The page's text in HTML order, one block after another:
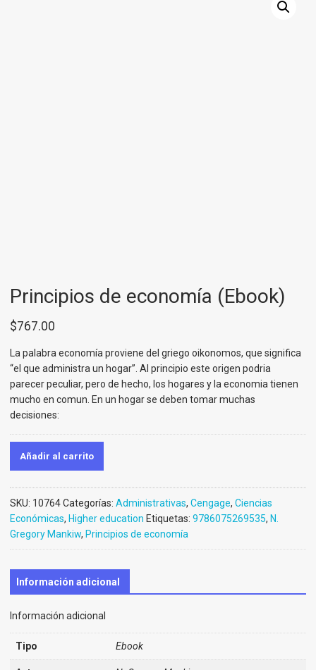
Principios de economía (Ebook)
$767.00
La palabra economía proviene del griego oikonomos, que significa
“el que administra un hogar”. Al principio este origen podria
parecer peculiar, pero de hecho, los hogares y la economia tienen
mucho en comun. En un hogar se deben tomar muchas
decisiones:
Añadir al carrito
SKU: 10764Categorías: Administrativas, Cengage, Ciencias
Económicas, Higher education Etiquetas: 9786075269535, N.
Gregory Mankiw, Principios de economía
Información adicional
Información adicional
Tipo Ebook